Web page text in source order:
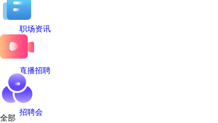
职场资讯
直播招聘
招聘会
全部